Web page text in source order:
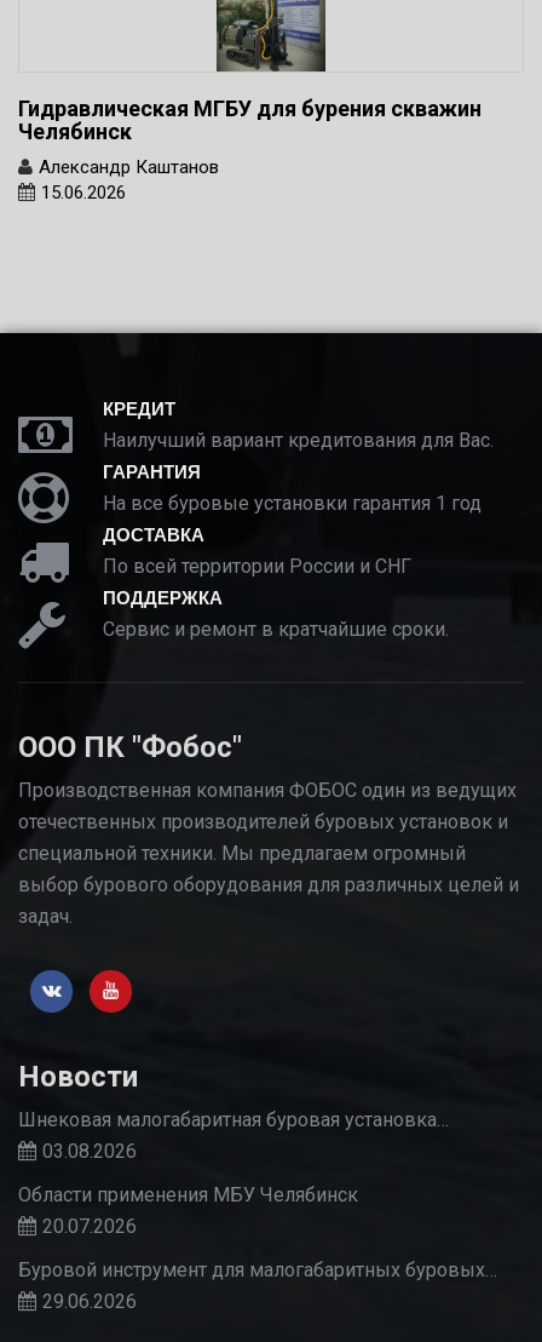
Гидравлическая МГБУ для бурения скважин
Челябинск
Александр Каштанов
15.06.2026
КРЕДИТ
Наилучший вариант кредитования для Вас.
ГАРАНТИЯ
На все буровые установки гарантия 1 год
ДОСТАВКА
По всей территории России и СНГ
ПОДДЕРЖКА
Сервис и ремонт в кратчайшие сроки.
ООО ПК "Фобос"
Производственная компания ФОБОС один из ведущих
отечественных производителей буровых установок и
специальной техники. Мы предлагаем огромный
выбор бурового оборудования для различных целей и
задач.
Новости
Шнековая малогабаритная буровая установка…
03.08.2026
Области применения МБУ Челябинск
20.07.2026
Буровой инструмент для малогабаритных буровых…
29.06.2026